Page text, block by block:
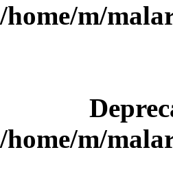
/home/m/
/home/m/